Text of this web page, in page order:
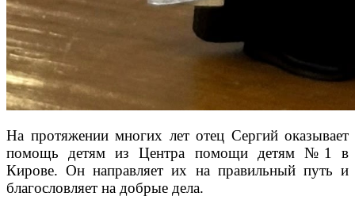
На протяжении многих лет отец Сергий оказывает
помощь детям из Центра помощи детям №1 в
Кирове. Он направляет их на правильный путь и
благословляет на добрые дела.